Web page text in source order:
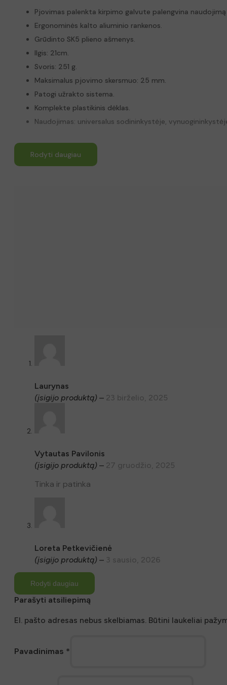
Pjovimas palenkta kirpimo galvute palengvina
Ergonominės kalto aliuminio rankenos.
Grūdinto SK5 plieno ašmenys.
Ilgis: 21cm.
Svoris: 251 g.
Maksimalus pjovimo skersmuo: 25 mm.
Patogi užrakto sistema.
Komplekte plastikinis dėklas.
Naudojimas: universalus sodininkystėje,
Rodyti daugiau
Laurynas
(įsigijo produktą) – 23 birželio, 2025
Vytautas Pavilonis
(įsigijo produktą) – 27 gruodžio, 2025
Tinka ir patinka
Loreta Petkevičienė
(įsigijo produktą) – 3 sausio, 2026
Rodyti daugiau
Parašyti atsiliepimą
El. pašto adresas nebus skelbiamas. Būtini laukeliai
Pavadinimas *